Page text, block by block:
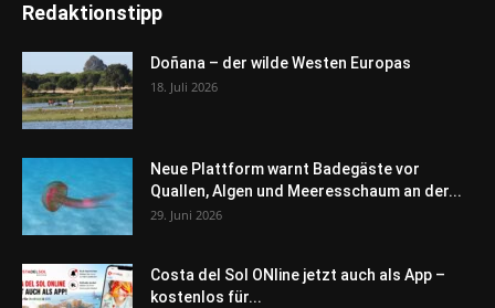
Redaktionstipp
Doñana – der wilde Westen Europas
18. Juli 2026
Neue Plattform warnt Badegäste vor
Quallen, Algen und Meeresschaum an der...
29. Juni 2026
Costa del Sol ONline jetzt auch als App –
kostenlos für...